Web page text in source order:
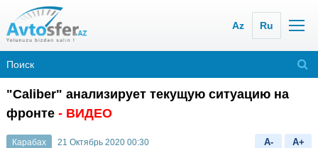
Az Ru
"Caliber" анализирует текущую ситуацию на
фронте - ВИДЕО
Карабах 21 Октябрь 2020 00:30 A- A+